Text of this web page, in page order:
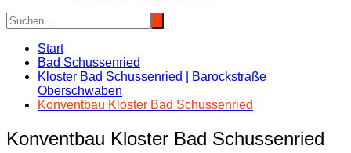
Start
Bad Schussenried
Kloster Bad Schussenried | Barockstraße
Oberschwaben
Konventbau Kloster Bad Schussenried
Konventbau Kloster Bad Schussenried